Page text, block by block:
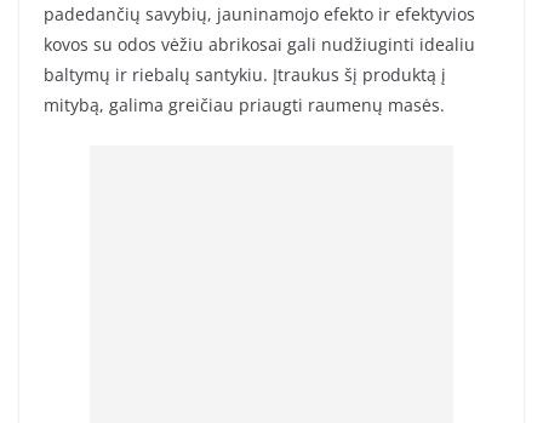
padedančių savybių, jauninamojo efekto ir efektyvios
kovos su odos vėžiu abrikosai gali nudžiuginti idealiu
baltymų ir riebalų santykiu. Įtraukus šį produktą į
mitybą, galima greičiau priaugti raumenų masės.